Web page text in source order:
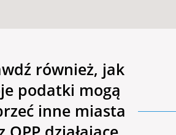
również, jak
podatki mogą
inne miasta